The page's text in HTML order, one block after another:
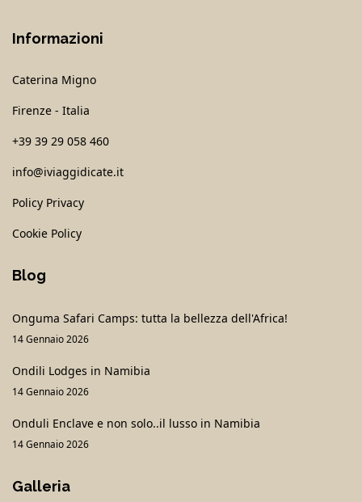
Informazioni
Caterina Migno
Firenze - Italia
+39 39 29 058 460
info@iviaggidicate.it
Policy Privacy
Cookie Policy
Blog
Onguma Safari Camps: tutta la bellezza dell'Africa!
14 Gennaio 2026
Ondili Lodges in Namibia
14 Gennaio 2026
Onduli Enclave e non solo..il lusso in Namibia
14 Gennaio 2026
Galleria